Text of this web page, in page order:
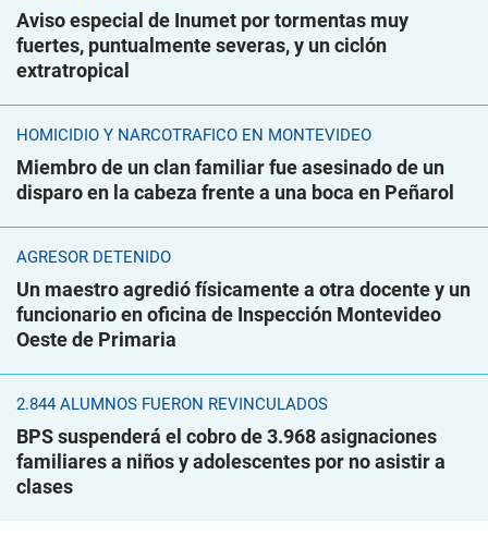
Aviso especial de Inumet por tormentas muy
fuertes, puntualmente severas, y un ciclón
extratropical
HOMICIDIO Y NARCOTRÁFICO EN MONTEVIDEO
Miembro de un clan familiar fue asesinado de un
disparo en la cabeza frente a una boca en Peñarol
AGRESOR DETENIDO
Un maestro agredió físicamente a otra docente y un
funcionario en oficina de Inspección Montevideo
Oeste de Primaria
2.844 ALUMNOS FUERON REVINCULADOS
BPS suspenderá el cobro de 3.968 asignaciones
familiares a niños y adolescentes por no asistir a
clases